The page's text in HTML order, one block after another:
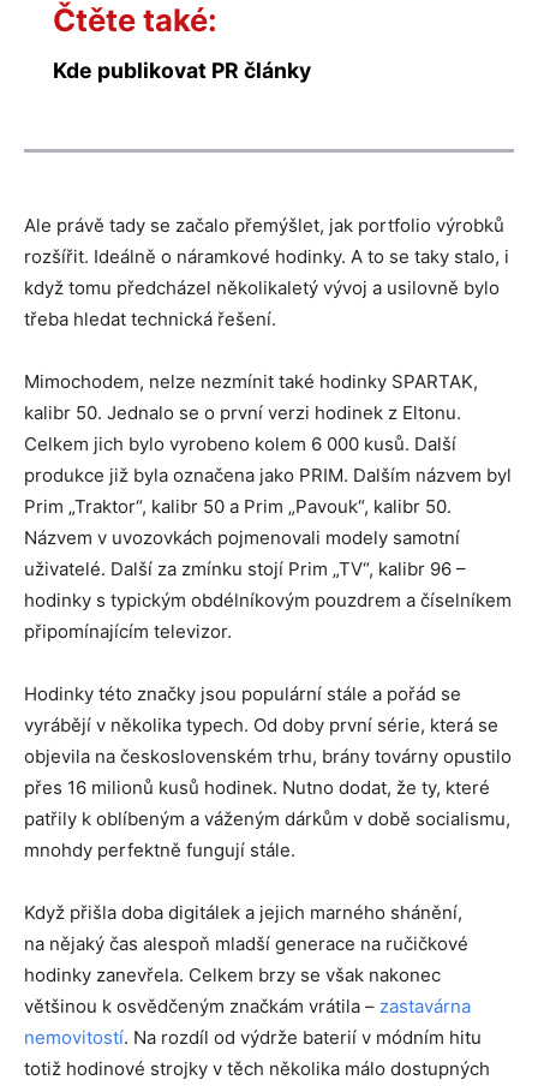
Čtěte také:
Kde publikovat PR články
Ale právě tady se začalo přemýšlet, jak portfolio výrobků
rozšířit. Ideálně o náramkové hodinky. A to se taky stalo, i
když tomu předcházel několikaletý vývoj a usilovně bylo
třeba hledat technická řešení.
Mimochodem, nelze nezmínit také hodinky SPARTAK,
kalibr 50. Jednalo se o první verzi hodinek z Eltonu.
Celkem jich bylo vyrobeno kolem 6 000 kusů. Další
produkce již byla označena jako PRIM. Dalším názvem byl
Prim „Traktor“, kalibr 50 a Prim „Pavouk“, kalibr 50.
Názvem v uvozovkách pojmenovali modely samotní
uživatelé. Další za zmínku stojí Prim „TV“, kalibr 96 –
hodinky s typickým obdélníkovým pouzdrem a číselníkem
připomínajícím televizor.
Hodinky této značky jsou populární stále a pořád se
vyrábějí v několika typech. Od doby první série, která se
objevila na československém trhu, brány továrny opustilo
přes 16 milionů kusů hodinek. Nutno dodat, že ty, které
patřily k oblíbeným a váženým dárkům v době socialismu,
mnohdy perfektně fungují stále.
Když přišla doba digitálek a jejich marného shánění,
na nějaký čas alespoň mladší generace na ručičkové
hodinky zanevřela. Celkem brzy se však nakonec
většinou k osvědčeným značkám vrátila – zastavárna
nemovitostí. Na rozdíl od výdrže baterií v módním hitu
totiž hodinové strojky v těch několika málo dostupných